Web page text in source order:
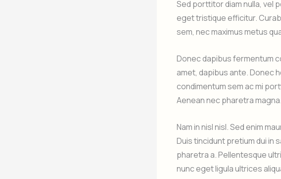
Sed porttitor diam nulla, vel
eget tristique efficitur.
sem, nec maximus metus
Donec dapibus fermentum
amet, dapibus ante. Donec
condimentum sem ac mi
Aenean nec pharetra
Nam in nisl nisl. Sed enim
Duis tincidunt pretium dui in
pharetra a. Pellentesque
nunc eget ligula ultrices